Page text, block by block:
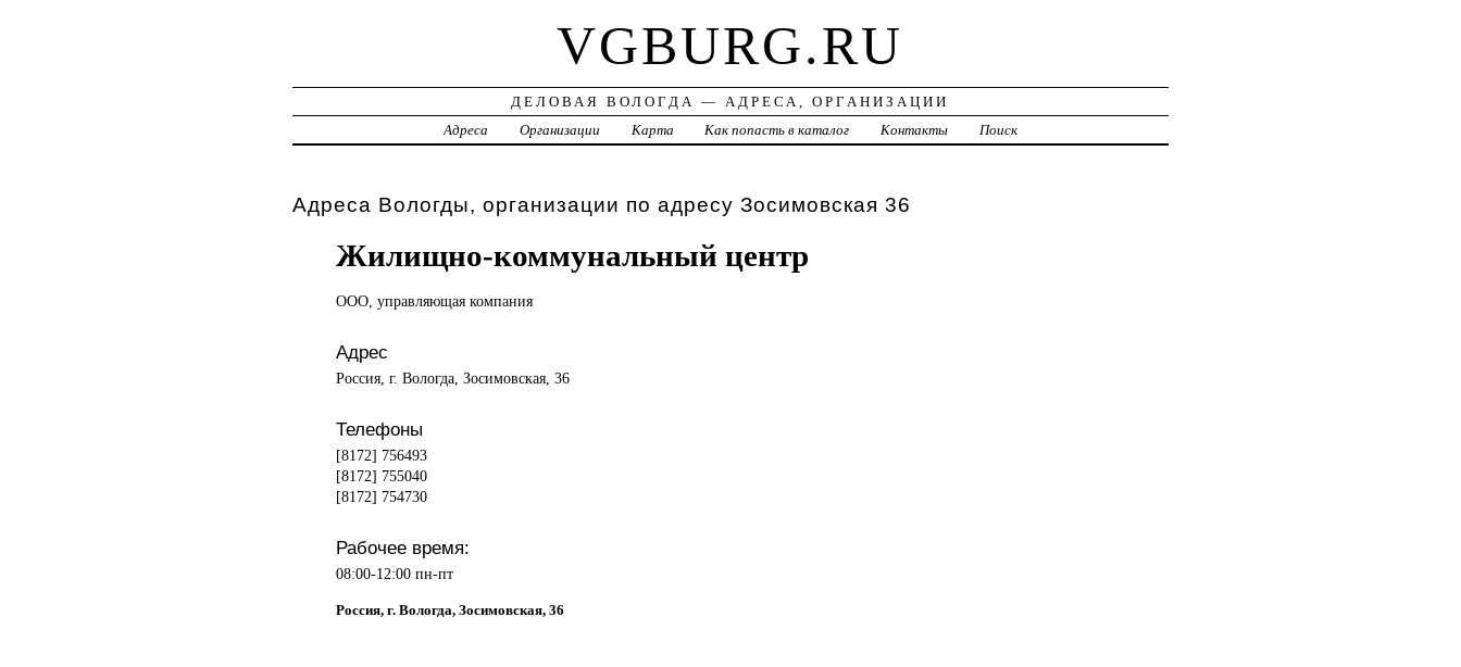
VGBURG.RU
ДЕЛОВАЯ ВОЛОГДА — АДРЕСА, ОРГАНИЗАЦИИ
Адреса
Организации Карта Как попасть в каталог Контакты Поиск
Адреса Вологды, организации по адресу Зосимовская 36
Жилищно-коммунальный центр
ООО, управляющая компания
Адрес
Россия, г. Вологда, Зосимовская, 36
Телефоны
[8172] 756493
[8172] 755040
[8172] 754730
Рабочее время:
08:00-12:00 пн-пт
Россия, г. Вологда, Зосимовская, 36